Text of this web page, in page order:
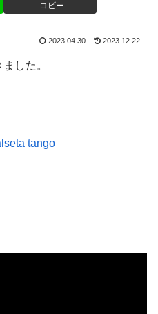
コピー
2023.04.30 2023.12.22
した。
tango